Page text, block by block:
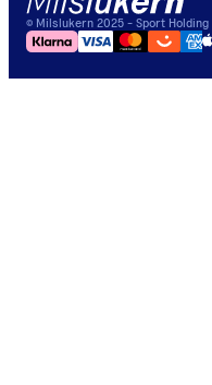
© Milslukern 2025 - Sport Holding